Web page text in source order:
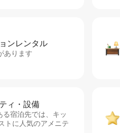
ンレ⁠ン⁠タ⁠ル
あります
ィ・設⁠備
宿泊先では、キッ
トに人気のアメニテ